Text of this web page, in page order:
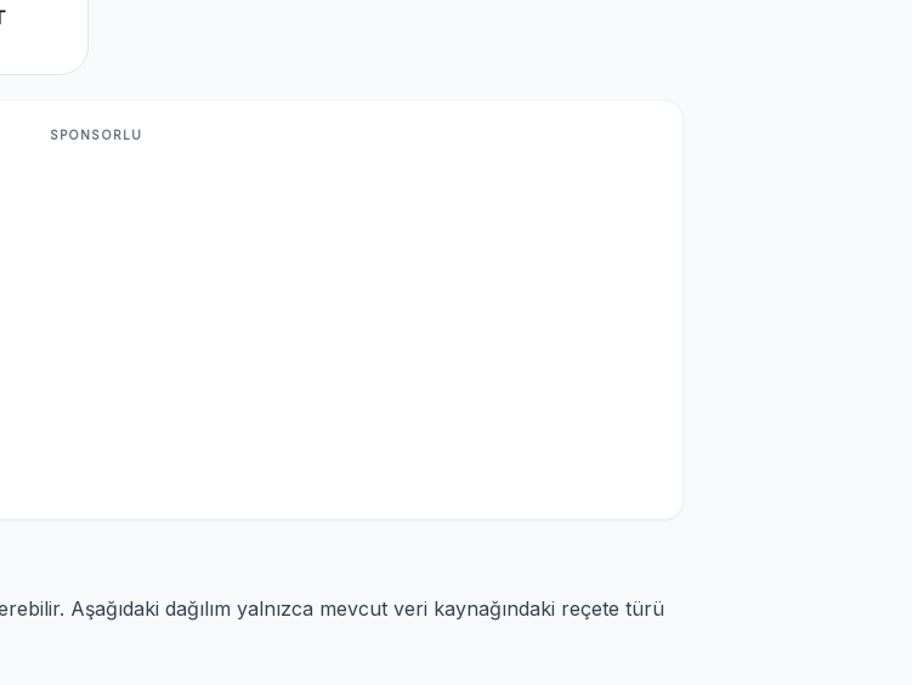
SPONSORLU
Aşağıdaki dağılım yalnızca mevcut veri kaynağındaki reçete türü